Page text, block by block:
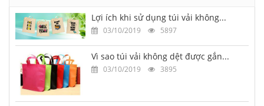
Lợi ích khi sử dụng túi vải không...
03/10/2019 5897
Vì sao túi vải không dệt được gắn...
03/10/2019 3895